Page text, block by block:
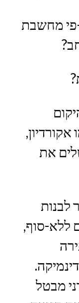
פי מחשבת
את
לבנות
ללא-סוף,
מבטל